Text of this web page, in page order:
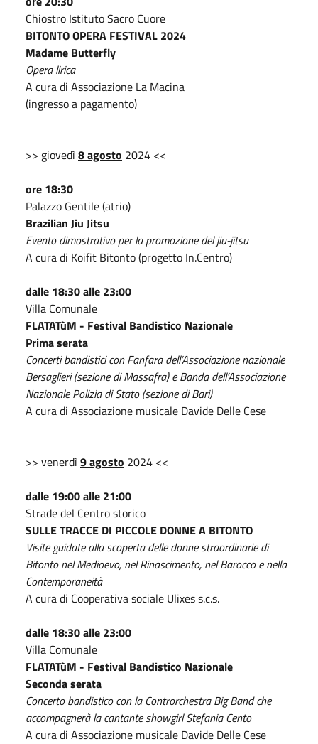
Chiostro Istituto Sacro Cuore
BITONTO OPERA FESTIVAL 2024
Madame Butterfly
Opera lirica
A cura di Associazione La Macina
(ingresso a pagamento)
>> giovedì 8 agosto 2024 <<
ore 18:30
Palazzo Gentile (atrio)
Brazilian Jiu Jitsu
Evento dimostrativo per la promozione del jiu-jitsu
A cura di Koifit Bitonto (progetto In.Centro)
dalle 18:30 alle 23:00
Villa Comunale
FLATATùM - Festival Bandistico Nazionale
Prima serata
Concerti bandistici con Fanfara dell’Associazione nazionale
Bersaglieri (sezione di Massafra) e Banda dell’Associazione
Nazionale Polizia di Stato (sezione di Bari)
A cura di Associazione musicale Davide Delle Cese
>> venerdì 9 agosto 2024 <<
dalle 19:00 alle 21:00
Strade del Centro storico
SULLE TRACCE DI PICCOLE DONNE A BITONTO
Visite guidate alla scoperta delle donne straordinarie di
Bitonto nel Medioevo, nel Rinascimento, nel Barocco e nella
Contemporaneità
A cura di Cooperativa sociale Ulixes s.c.s.
dalle 18:30 alle 23:00
Villa Comunale
FLATATùM - Festival Bandistico Nazionale
Seconda serata
Concerto bandistico con la Controrchestra Big Band che
accompagnerà la cantante showgirl Stefania Cento
A cura di Associazione musicale Davide Delle Cese